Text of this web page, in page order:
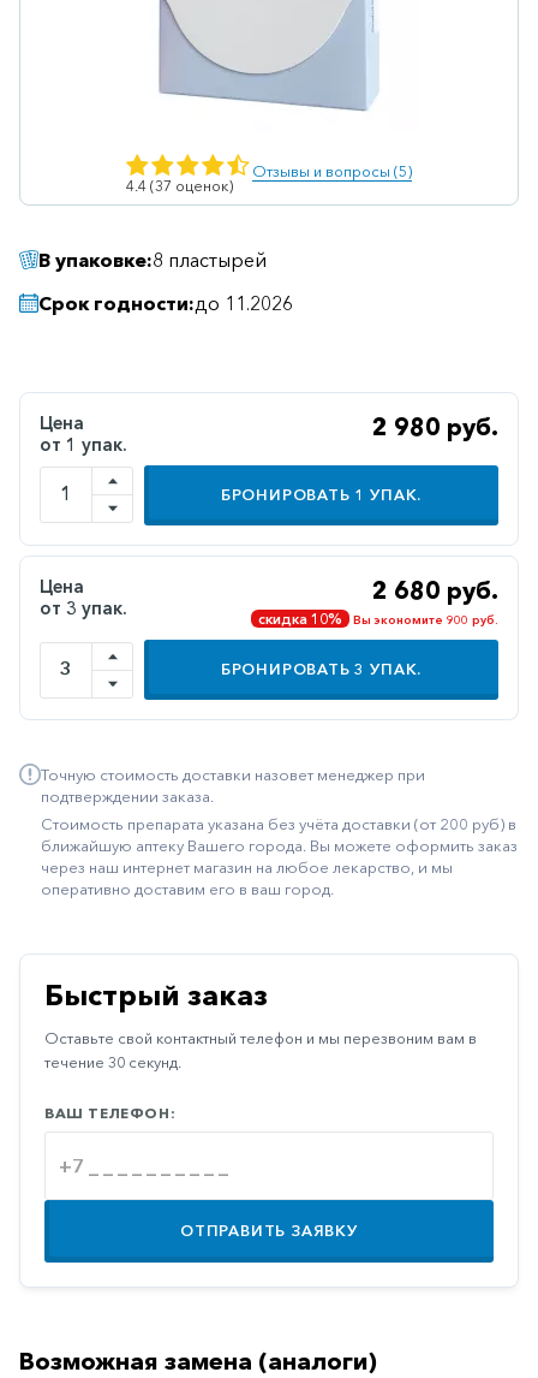
Ветеринарные
Гепатопротекторы
Диабетические
Желудочно-
кишечные
Иммунодепрессанты
Климактерические
Метаболизм
Минеральный
обмен
средства
Неврологические
Остеопороз
Паркинсон
Противоаллергические
Противовирусные
Противогрибковые
Противоопухолевые
Противоподагрические
Противорвотные
4.4 (37 оценок)
Отзывы и вопросы (5)
В упаковке:8 пластырей
Срок годности:до 11.2026
Цена
от 1 упак.
2 980 руб.
БРОНИРОВАТЬ 1 УПАК.
Цена
от 3 упак.
2 680 руб.
скидка 10% Вы экономите 900 руб.
БРОНИРОВАТЬ3 УПАК.
Точную стоимость доставки назовет менеджер при
подтверждении заказа.
Стоимость препарата указана без учёта доставки (от 200 руб) в
ближайшую аптеку Вашего города. Вы можете оформить заказ
через наш интернет магазин на любое лекарство, и мы
оперативно доставим его в ваш город.
Быстрый заказ
Оставьте свой контактный телефон и мы перезвоним вам в
течение 30 секунд.
ВАШ ТЕЛЕФОН:
ОТПРАВИТЬ ЗАЯВКУ
Возможная замена (аналоги)